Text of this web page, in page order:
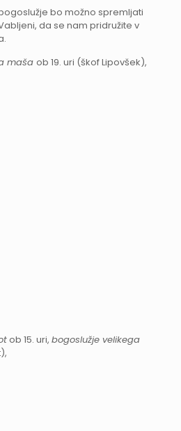
bo možno spremljati
da se nam pridružite v
maša ob 19. uri (škof Lipovšek),
ob 15. uri, bogoslužje velikega